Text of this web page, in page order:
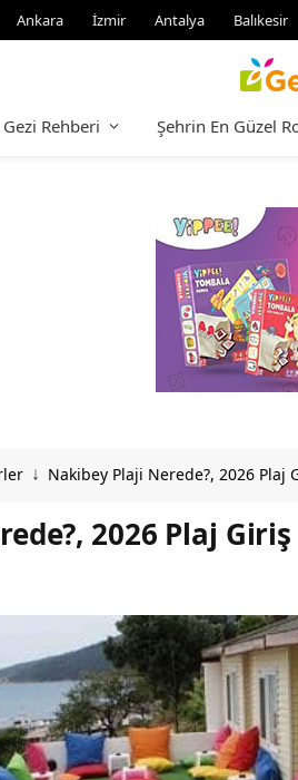
Ankara İzmir Antalya Balıkesir
Rehberi Şehrin En Güzel
↓ Nakibey Plaji Nerede?, 2026 Plaj
2026 Plaj